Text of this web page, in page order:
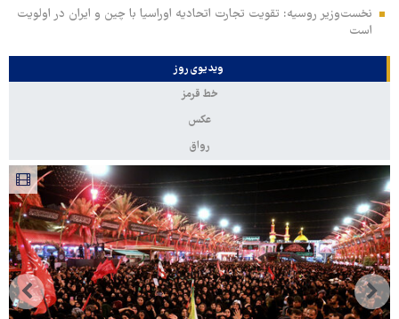
نخست‌وزیر روسیه:‌ تقویت تجارت اتحادیه اوراسیا با چین و ایران در اولویت
است
ویدیوی روز
خط قرمز
عکس
رواق